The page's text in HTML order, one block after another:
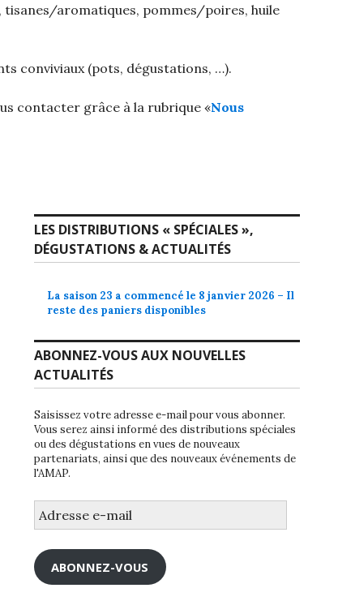
tisanes/aromatiques, pommes/poires, huile
conviviaux (pots, dégustations, …).
contacter grâce à la rubrique «Nous
LES DISTRIBUTIONS « SPÉCIALES »,
DÉGUSTATIONS & ACTUALITÉS
La saison 23 a commencé le 8 janvier 2026 – Il
reste des paniers disponibles
ABONNEZ-VOUS AUX NOUVELLES
ACTUALITÉS
Saisissez votre adresse e-mail pour vous abonner.
Vous serez ainsi informé des distributions spéciales
ou des dégustations en vues de nouveaux
partenariats, ainsi que des nouveaux événements de
l'AMAP.
e-
ABONNEZ-VOUS